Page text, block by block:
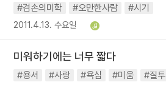
#겸손의미학
#오만한사람 #시기
2011.4.13. 수요일
미워하기에는 너무 짧다
#용서 #사랑 #욕심 #미움 #질투